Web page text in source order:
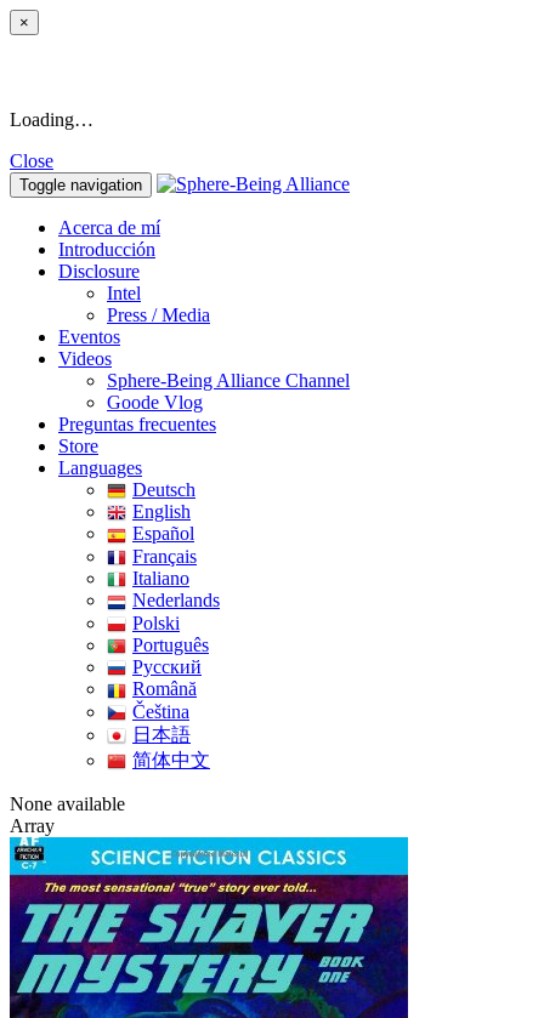
×
Loading…
Close
Toggle navigation
Acerca de mí
Introducción
Disclosure
Intel
Press / Media
Eventos
Videos
Sphere-Being Alliance Channel
Goode Vlog
Preguntas frecuentes
Store
Languages
Deutsch
English
Español
Français
Italiano
Nederlands
Polski
Português
Pусский
Română
Čeština
日本語
简体中文
None available
Array